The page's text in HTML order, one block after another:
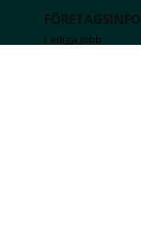
FÖRETAGSINFO
Lediga jobb